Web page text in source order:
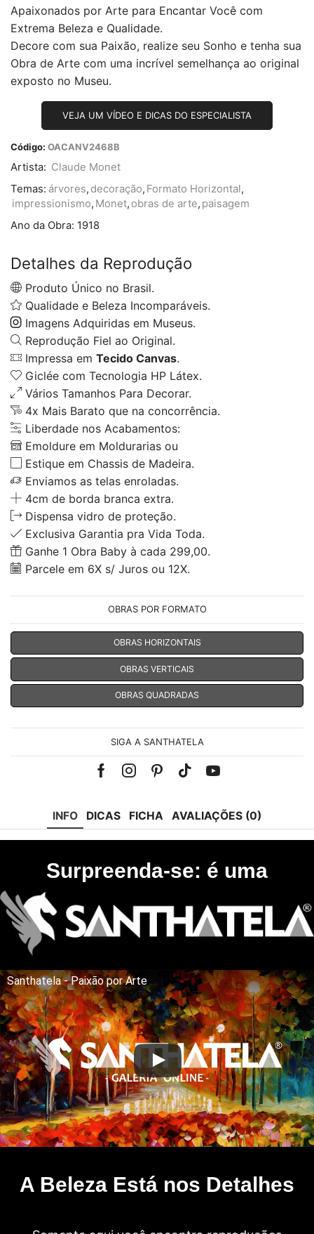
Apaixonados por Arte para Encantar Você com
Extrema Beleza e Qualidade.
Decore com sua Paixão, realize seu Sonho e tenha sua
Obra de Arte com uma incrível semelhança ao original
exposto no Museu.
VEJA UM VÍDEO E DICAS DO ESPECIALISTA
Código: OACANV2468B
Artista: Claude Monet
Temas: árvores, decoração, Formato Horizontal ,
impressionismo, Monet, obras de arte, paisagem
Ano da Obra: 1918
Detalhes da Reprodução
Produto Único no Brasil.
Qualidade e Beleza Incomparáveis.
Imagens Adquiridas em Museus.
Reprodução Fiel ao Original.
Impressa em Tecido Canvas.
Giclée com Tecnologia HP Látex.
Vários Tamanhos Para Decorar.
4x Mais Barato que na concorrência.
Liberdade nos Acabamentos:
Emoldure em Moldurarias ou
Estique em Chassis de Madeira.
Enviamos as telas enroladas.
4cm de borda branca extra.
Dispensa vidro de proteção.
Exclusiva Garantia pra Vida Toda.
Ganhe 1 Obra Baby à cada 299,00.
Parcele em 6X s/ Juros ou 12X.
OBRAS POR FORMATO
OBRAS HORIZONTAIS
OBRAS VERTICAIS
OBRAS QUADRADAS
SIGA A SANTHATELA
FacebookInstagramPinterest
Tik-Youtube
INFO DICAS FICHA AVALIAÇÕES (0)
Surpreenda-se: é uma
Santhatela - Paixão por Arte
A Beleza Está nos Detalhes